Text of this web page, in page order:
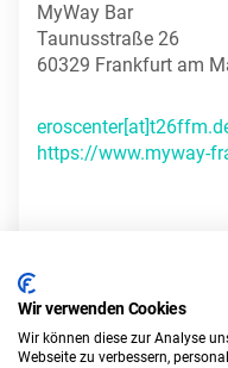
MyWay Bar
Taunusstraße 26
60329 Frankfurt am
https://www.myway-
INSTAGRAM
Wir verwenden Cookies
Wir können diese zur Analyse
Webseite zu verbessern,